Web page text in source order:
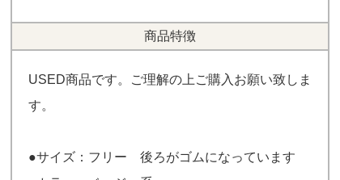
商品特徴
USED商品です。ご理解の上ご購入お願い致しま
す。
●サイズ：フリー 後ろがゴムになっています